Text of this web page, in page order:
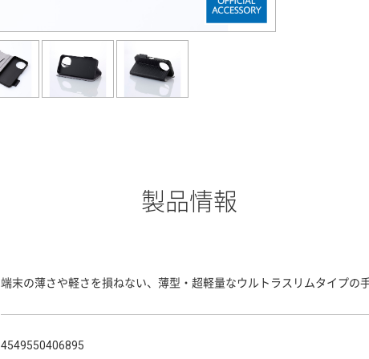
製品情報
端末の薄さや軽さを損ねない、薄型・超軽量なウルトラスリムタイプの
4549550406895